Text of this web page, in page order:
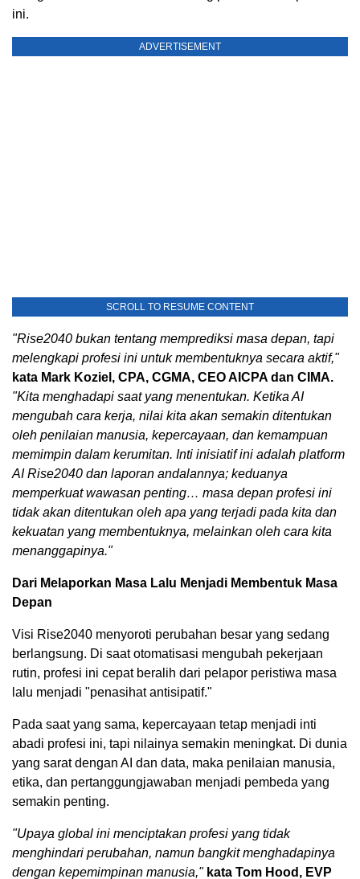
ini.
ADVERTISEMENT
SCROLL TO RESUME CONTENT
"Rise2040 bukan tentang memprediksi masa depan, tapi
melengkapi profesi ini untuk membentuknya secara aktif,"
kata Mark Koziel, CPA, CGMA, CEO AICPA dan CIMA.
"Kita menghadapi saat yang menentukan. Ketika AI
mengubah cara kerja, nilai kita akan semakin ditentukan
oleh penilaian manusia, kepercayaan, dan kemampuan
memimpin dalam kerumitan. Inti inisiatif ini adalah platform
AI Rise2040 dan laporan andalannya; keduanya
memperkuat wawasan penting… masa depan profesi ini
tidak akan ditentukan oleh apa yang terjadi pada kita dan
kekuatan yang membentuknya, melainkan oleh cara kita
menanggapinya."
Dari Melaporkan Masa Lalu Menjadi Membentuk Masa
Depan
Visi Rise2040 menyoroti perubahan besar yang sedang
berlangsung. Di saat otomatisasi mengubah pekerjaan
rutin, profesi ini cepat beralih dari pelapor peristiwa masa
lalu menjadi "penasihat antisipatif."
Pada saat yang sama, kepercayaan tetap menjadi inti
abadi profesi ini, tapi nilainya semakin meningkat. Di dunia
yang sarat dengan AI dan data, maka penilaian manusia,
etika, dan pertanggungjawaban menjadi pembeda yang
semakin penting.
"Upaya global ini menciptakan profesi yang tidak
menghindari perubahan, namun bangkit menghadapinya
dengan kepemimpinan manusia," kata Tom Hood, EVP